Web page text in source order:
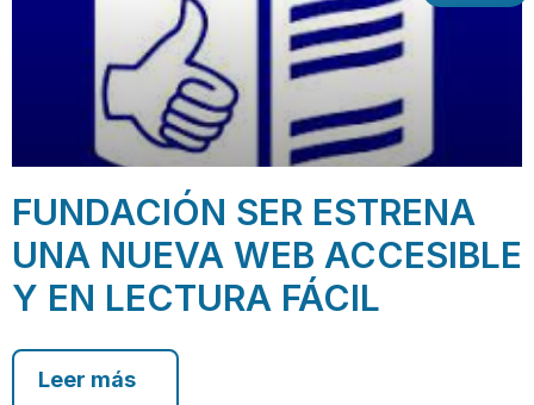
FUNDACIÓN SER ESTRENA
UNA NUEVA WEB ACCESIBLE
Y EN LECTURA FÁCIL
Leer más